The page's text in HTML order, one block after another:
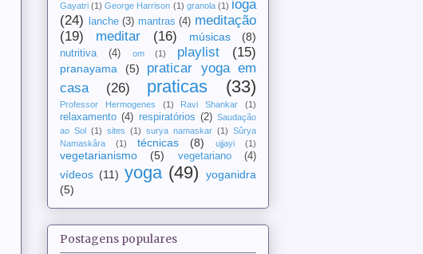
Gayatri (1) George Harrison (1) granola (1) ioga
(24)
lanche (3) mantras (4) meditação
(19)
meditar (16) músicas (8)
nutritiva (4) om (1) playlist (15)
pranayama (5)
praticar yoga em
casa
(26) praticas (33)
Professor Hermogenes (1) Ravi Shankar (1)
relaxamento (4) respiratórios (2) Saudação
ao Sol (1) sites (1) surya namaskar (1) Sûrya
Namaskâra
(1) técnicas (8) ujjayi (1)
vegetarianismo (5) vegetariano (4)
vídeos (11) yoga (49)
yoganidra
(5)
Postagens populares